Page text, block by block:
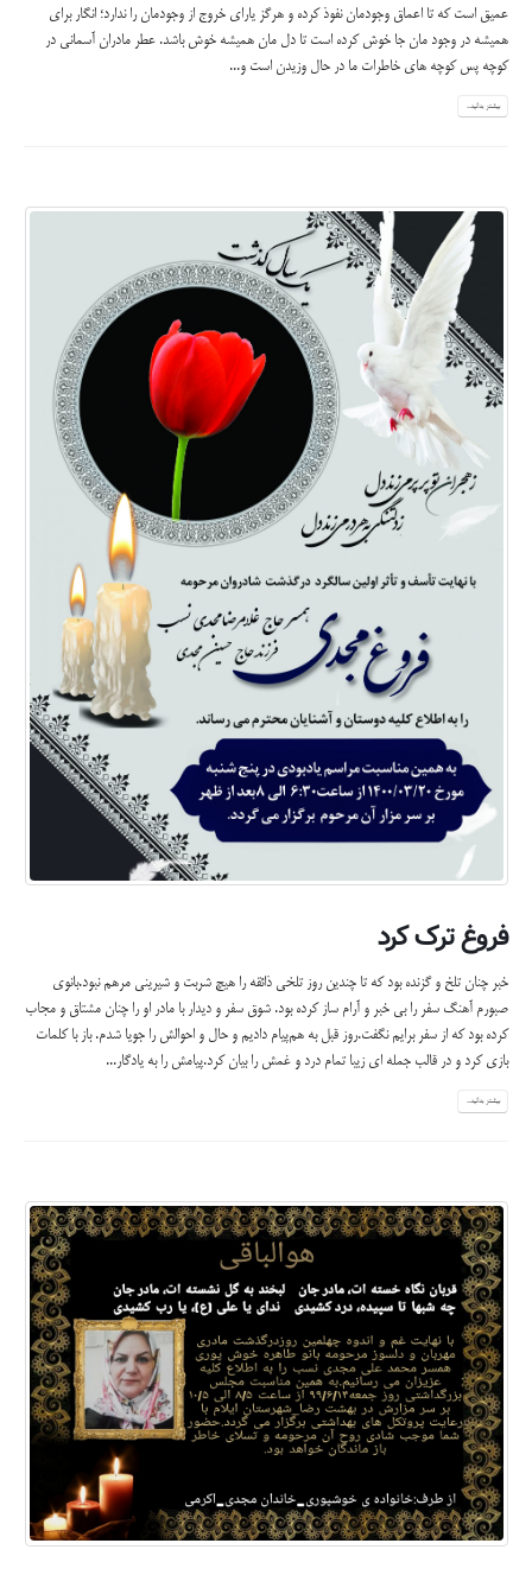
عمیق است که تا اعماق وجودمان نفوذ کرده و هرگز یارای خروج از وجودمان را ندارد؛ انگار برای
همیشه در وجود مان جا خوش کرده است تا دل مان همیشه خوش باشد. عطر مادران آسمانی در
کوچه پس کوچه های خاطرات ما در حال وزیدن است و...
بیشتر بدانید...
فروغ ترک کرد
خبر چنان تلخ و گزنده بود که تا چندین روز تلخی ذائقه را هیچ شربت و شیرینی مرهم نبود.بانوی
صبورم آهنگ سفر را بی خبر و آرام ساز کرده بود. شوق سفر و دیدار با مادر او را چنان مشتاق و مجاب
کرده بود که از سفر برایم نگفت.روز قبل به هم‌پیام دادیم و حال و احوالش را جویا شدم. باز با کلمات
بازی کرد و در قالب جمله ای زیبا تمام درد و غمش را بیان کرد.پیامش را به یادگار...
بیشتر بدانید...